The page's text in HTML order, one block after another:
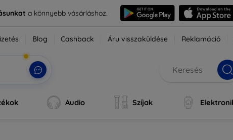
a könnyebb vásárláshoz.
Blog Cashback Áru visszaküldése Reklamáció
Audio Szíjak